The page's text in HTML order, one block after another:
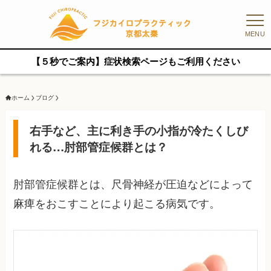
MENU
【５秒でご案内】症状検索ページもご利用ください
ホーム ブログ
右手など、主に利き手の小指が冷たくしび
れる…肘部管症候群とは？
肘部管症候群とは、尺骨神経が圧迫などによって
麻痺をおこすことにより起こる病気です。